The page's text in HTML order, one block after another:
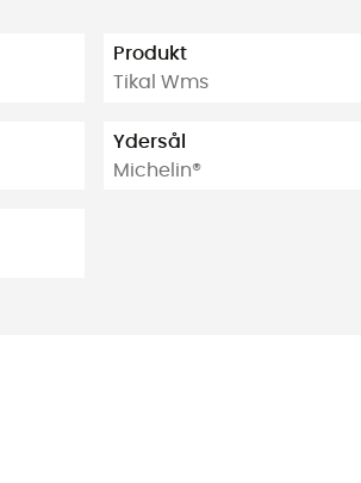
Produkt
Tikal Wms
Ydersål
Michelin®